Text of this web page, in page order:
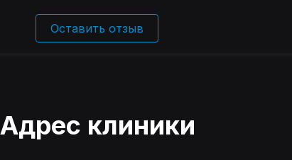
Оставить отзыв
Адрес клиники